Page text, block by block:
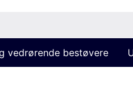
vedrørende bestøvere